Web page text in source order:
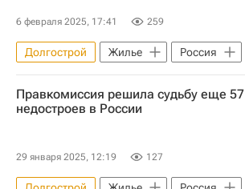
6 февраля 2025, 17:41 259
Долгострой Жилье
Россия
Москва
Марат Хуснуллин
Строительство
Правкомиссия решила судьбу еще 57
недостроев в России
29 января 2025, 12:19 127